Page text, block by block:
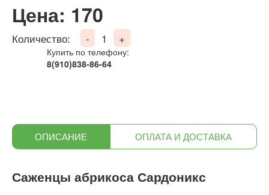
Цена: 170
Количество: - 1 +
Купить по телефону:
8(910)838-86-64
ОПИСАНИЕ ОПЛАТА И ДОСТАВКА
Саженцы абрикоса Сардоникс